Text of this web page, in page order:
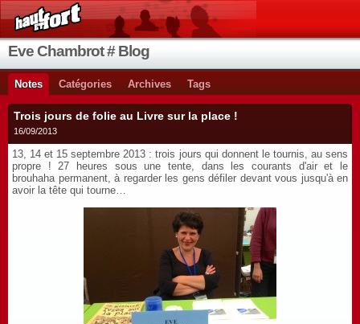
Eve Chambrot # Blog
Notes Catégories Archives Tags
Trois jours de folie au Livre sur la place !
16/09/2013
13, 14 et 15 septembre 2013 : trois jours qui donnent le tournis, au sens
propre ! 27 heures sous une tente, dans les courants d'air et le
brouhaha permanent, à regarder les gens défiler devant vous jusqu'à en
avoir la tête qui tourne…